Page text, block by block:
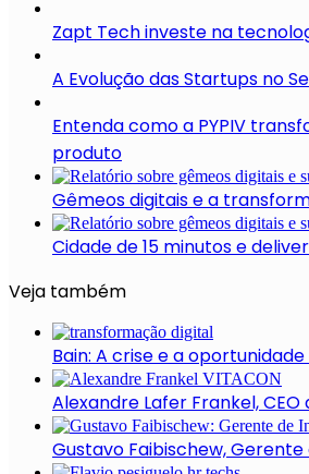
Zapt Tech investe na
A Evolução das Startups no
Entenda como a PYPIV
produto
Gêmeos digitais e a
Cidade de 15 minutos e
Veja também
Bain: A crise e a
Alexandre Lafer Frankel, CEO
Gustavo Faibischew,